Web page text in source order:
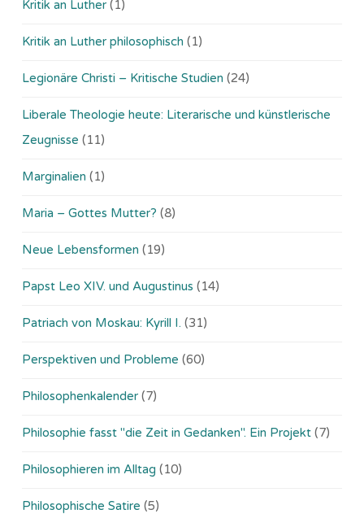
Kritik an Luther (1)
Kritik an Luther philosophisch (1)
Legionäre Christi – Kritische Studien (24)
Liberale Theologie heute: Literarische und künstlerische
Zeugnisse (11)
Marginalien (1)
Maria – Gottes Mutter? (8)
Neue Lebensformen (19)
Papst Leo XIV. und Augustinus (14)
Patriach von Moskau: Kyrill I. (31)
Perspektiven und Probleme (60)
Philosophenkalender (7)
Philosophie fasst "die Zeit in Gedanken". Ein Projekt (7)
Philosophieren im Alltag (10)
Philosophische Satire (5)